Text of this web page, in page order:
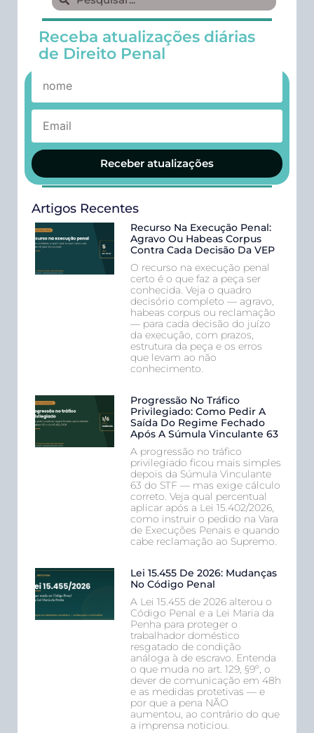
Receba atualizações diárias
de Direito Penal
Receber atualizações
Artigos Recentes
Recurso Na Execução Penal:
Agravo Ou Habeas Corpus
Contra Cada Decisão Da VEP
O recurso na execução penal
certo é o que faz a peça ser
conhecida. Veja o quadro
decisório completo — agravo,
habeas corpus ou reclamação
— para cada decisão do juízo
da execução, com prazos,
estrutura da peça e os erros
que levam ao não
conhecimento.
Progressão No Tráfico
Privilegiado: Como Pedir A
Saída Do Regime Fechado
Após A Súmula Vinculante 63
A progressão no tráfico
privilegiado ficou mais simples
depois da Súmula Vinculante
63 do STF — mas exige cálculo
correto. Veja qual percentual
aplicar após a Lei 15.402/2026,
como instruir o pedido na Vara
de Execuções Penais e quando
cabe reclamação ao Supremo.
Lei 15.455 De 2026: Mudanças
No Código Penal
A Lei 15.455 de 2026 alterou o
Código Penal e a Lei Maria da
Penha para proteger o
trabalhador doméstico
resgatado de condição
análoga à de escravo. Entenda
o que muda no art. 129, §9º, o
dever de comunicação em 48h
e as medidas protetivas — e
por que a pena NÃO
aumentou, ao contrário do que
a imprensa noticiou.